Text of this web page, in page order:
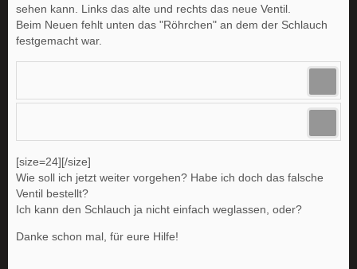
sehen kann. Links das alte und rechts das neue Ventil.
Beim Neuen fehlt unten das "Röhrchen" an dem der Schlauch
festgemacht war.
[size=24][/size]
Wie soll ich jetzt weiter vorgehen? Habe ich doch das falsche
Ventil bestellt?
Ich kann den Schlauch ja nicht einfach weglassen, oder?
Danke schon mal, für eure Hilfe!